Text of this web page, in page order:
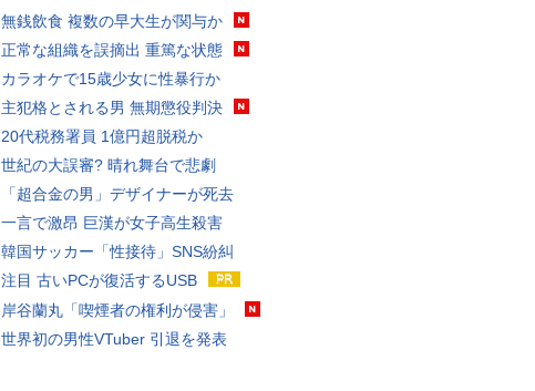
無銭飲食 複数の早大生が関与か
正常な組織を誤摘出 重篤な状態
カラオケで15歳少女に性暴行か
主犯格とされる男 無期懲役判決
20代税務署員 1億円超脱税か
世紀の大誤審? 晴れ舞台で悲劇
「超合金の男」デザイナーが死去
一言で激昂 巨漢が女子高生殺害
韓国サッカー「性接待」SNS紛糾
注目 古いPCが復活するUSB
岸谷蘭丸「喫煙者の権利が侵害」
世界初の男性VTuber 引退を発表